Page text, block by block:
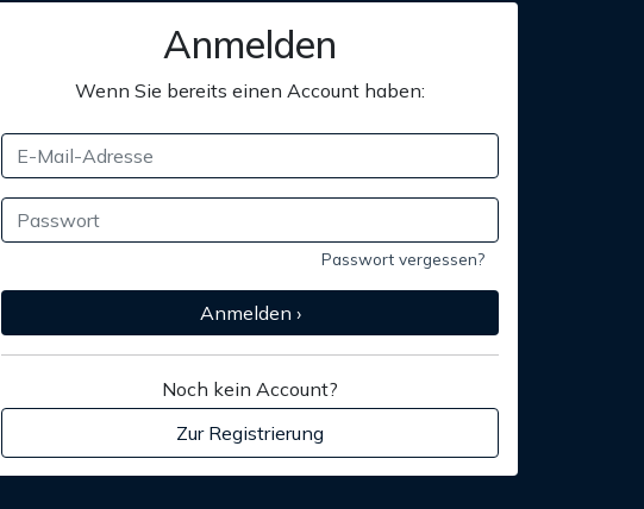
Anmelden
Wenn Sie bereits einen Account haben:
Passwort vergessen?
Anmelden ›
Noch kein Account?
Zur Registrierung